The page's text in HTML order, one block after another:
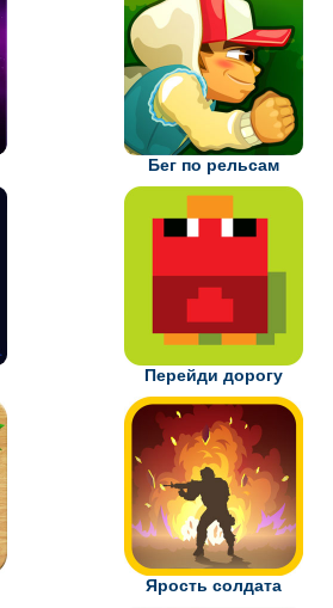
Бег по рельсам
Перейди дорогу
Ярость солдата